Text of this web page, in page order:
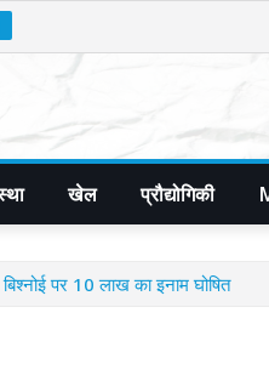
खेल प्रौद्योगिकी
पर 10 लाख का इनाम घोषित